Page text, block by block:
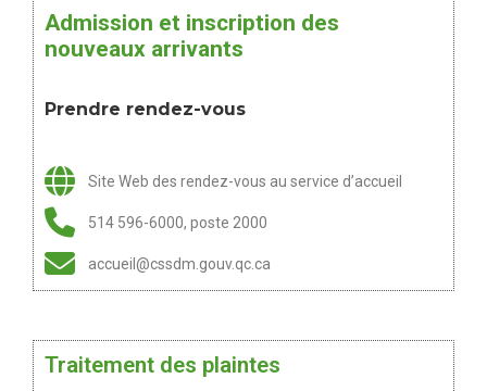
Admission et inscription des
nouveaux arrivants
Prendre rendez-vous
Site Web des rendez-vous au service d’accueil
514 596-6000, poste 2000
accueil@cssdm.gouv.qc.ca
Traitement des plaintes